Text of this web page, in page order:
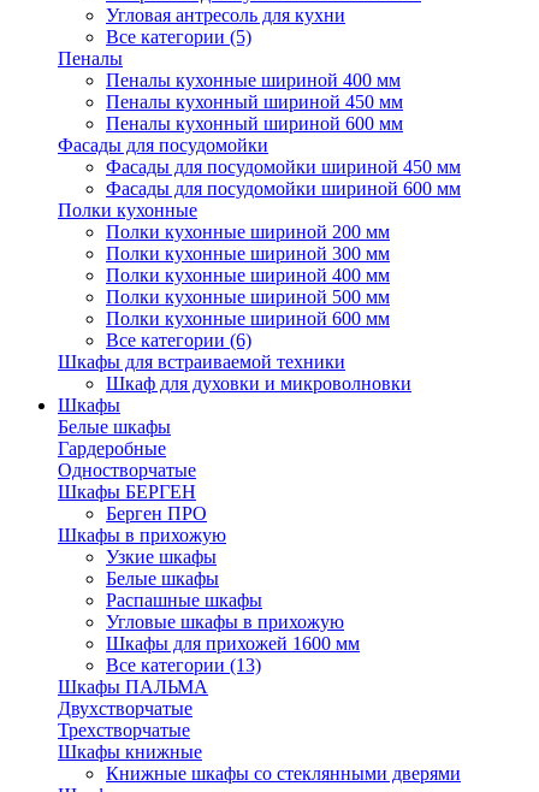
Угловая антресоль для кухни
Все категории (5)
Пеналы
Пеналы кухонные шириной 400 мм
Пеналы кухонный шириной 450 мм
Пеналы кухонный шириной 600 мм
Фасады для посудомойки
Фасады для посудомойки шириной 450 мм
Фасады для посудомойки шириной 600 мм
Полки кухонные
Полки кухонные шириной 200 мм
Полки кухонные шириной 300 мм
Полки кухонные шириной 400 мм
Полки кухонные шириной 500 мм
Полки кухонные шириной 600 мм
Все категории (6)
Шкафы для встраиваемой техники
Шкаф для духовки и микроволновки
Шкафы
Белые шкафы
Гардеробные
Одностворчатые
Шкафы БЕРГЕН
Берген ПРО
Шкафы в прихожую
Узкие шкафы
Белые шкафы
Распашные шкафы
Угловые шкафы в прихожую
Шкафы для прихожей 1600 мм
Все категории (13)
Шкафы ПАЛЬМА
Двухстворчатые
Трехстворчатые
Шкафы книжные
Книжные шкафы со стеклянными дверями